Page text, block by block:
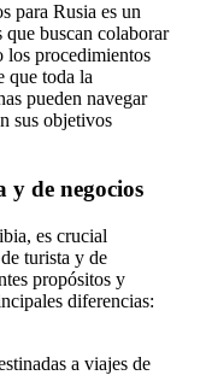
para Rusia es un
que buscan colaborar
los procedimientos
que toda la
pueden navegar
sus objetivos
y de negocios
es crucial
turista y de
propósitos y
diferencias:
a viajes de